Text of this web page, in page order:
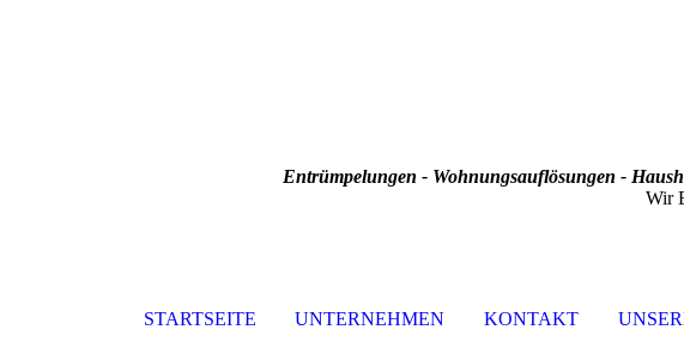
Entrümpelungen - Wohnungsauflösungen -
Wir
STARTSEITE UNTERNEHMEN KONTAKT